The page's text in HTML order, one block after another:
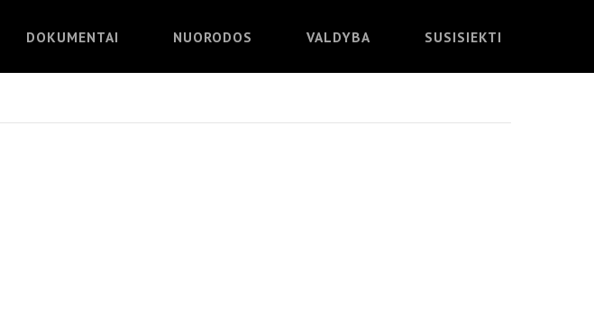
DOKUMENTAI NUORODOS VALDYBA SUSISIEKTI